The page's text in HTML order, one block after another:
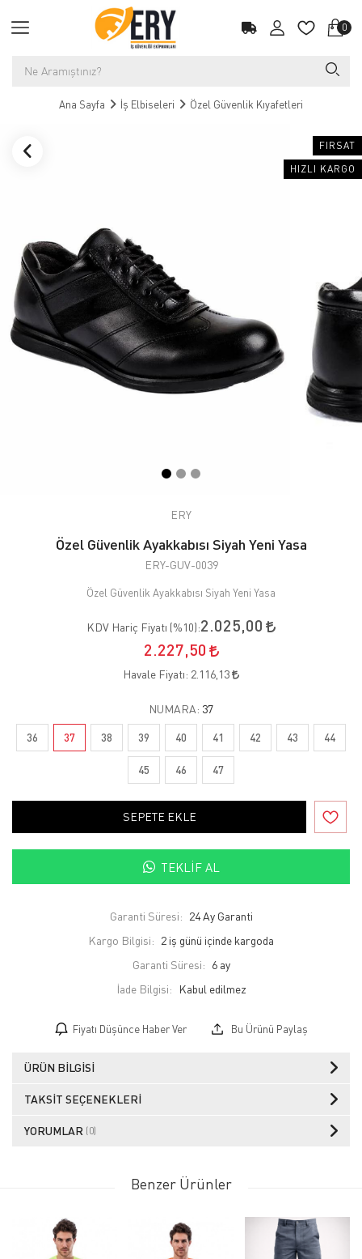
0
Ana Sayfa İş Elbiseleri Özel Güvenlik Kıyafetleri
FIRSAT
HIZLI KARGO
ERY
Özel Güvenlik Ayakkabısı Siyah Yeni Yasa
ERY-GUV-0039
Özel Güvenlik Ayakkabısı Siyah Yeni Yasa
KDV Hariç Fiyatı (%10):2.025,00
2.227,50
Havale Fiyatı: 2.116,13
NUMARA: 37
36 37 38 39 40 41 42 43 44
45 46 47
SEPETE EKLE
TEKLIF AL
Garanti Süresi: 24 Ay Garanti
Kargo Bilgisi: 2 iş günü içinde kargoda
Garanti Süresi: 6 ay
İade Bilgisi:
Fiyatı Düşünce Haber Ver Bu Ürünü Paylaş
ÜRÜN BILGISI
TAKSIT SEÇENEKLERI
YORUMLAR (0)
Benzer Ürünler